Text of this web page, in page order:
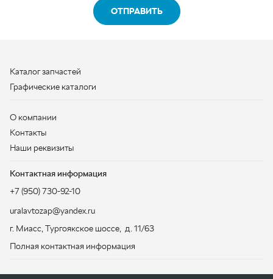
Контактная информация
+7 (950) 730-92-10
uralavtozap@yandex.ru
г. Миасс, Тургоякское шоссе, д. 11/63
Полная контактная информация
Политика конфиденциальности